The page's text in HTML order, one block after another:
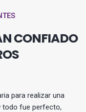
CONFIADO
para realizar una
todo fue perfecto,